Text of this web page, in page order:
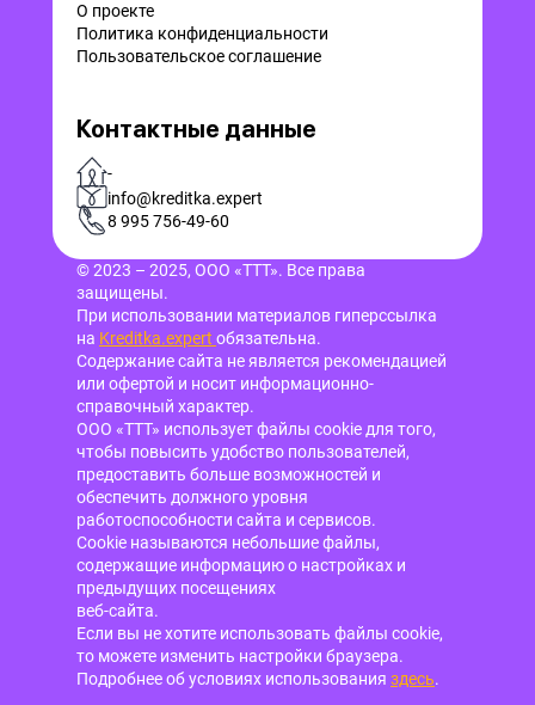
О проекте
Политика конфиденциальности
Пользовательское соглашение
Контактные данные
-
info@kreditka.expert
8 995 756-49-60
© 2023 – 2025, ООО «ТТТ». Все права
защищены.
При использовании материалов гиперссылка
на Kreditka.expert обязательна.
Содержание сайта не является рекомендацией
или офертой и носит информационно-
справочный характер.
ООО «ТТТ» использует файлы cookie для того,
чтобы повысить удобство пользователей,
предоставить больше возможностей и
обеспечить должного уровня
работоспособности сайта и сервисов.
Cookie называются небольшие файлы,
содержащие информацию о настройках и
предыдущих посещениях
веб-сайта.
Если вы не хотите использовать файлы cookie,
то можете изменить настройки браузера.
Подробнее об условиях использования здесь.